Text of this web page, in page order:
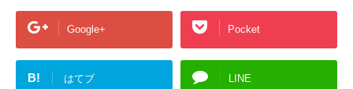
Google+ Pocket
B! はてブ LINE